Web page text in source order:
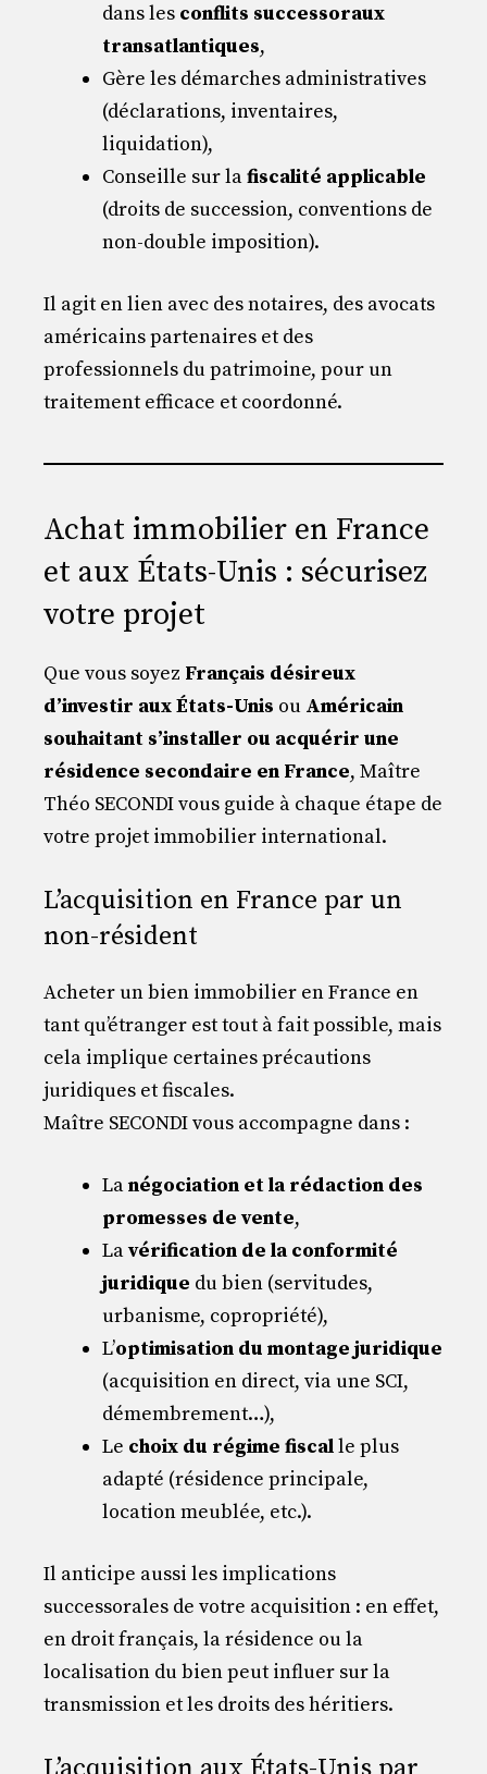
dans les conflits successoraux
transatlantiques,
Gère les démarches administratives
(déclarations, inventaires,
liquidation),
Conseille sur lafiscalité applicable
(droits de succession, conventions de
non-double imposition).
Il agit en lien avec des notaires, des avocats
américains partenaires et des
professionnels du patrimoine, pour un
traitement efficace et coordonné.
Achat immobilier en France
et aux États-Unis : sécurisez
votre projet
Que vous soyez Français désireux
d’investir aux États-Unis ou Américain
souhaitant s’installer ou acquérir une
résidence secondaire en France, Maître
Théo SECONDI vous guide à chaque étape de
votre projet immobilier international.
L’acquisition en France par un
non-résident
Acheter un bien immobilier en France en
tant qu’étranger est tout à fait possible, mais
cela implique certaines précautions
juridiques et fiscales.
Maître SECONDI vous accompagne dans :
Lanégociation et la rédaction des
promesses de vente,
Lavérification de la conformité
juridique du bien (servitudes,
urbanisme, copropriété),
L’optimisation du montage juridique
(acquisition en direct, via une SCI,
démembrement…),
Le choix du régime fiscalle plus
adapté (résidence principale,
location meublée, etc.).
Il anticipe aussi les implications
successorales de votre acquisition : en effet,
en droit français, la résidence ou la
localisation du bien peut influer sur la
transmission et les droits des héritiers.